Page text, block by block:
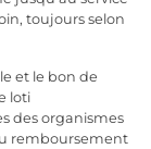
toujours selon
et le bon de
loti
des organismes
remboursement